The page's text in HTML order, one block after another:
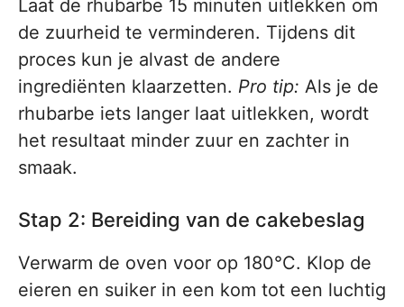
Laat de rhubarbe 15 minuten uitlekken om
de zuurheid te verminderen. Tijdens dit
proces kun je alvast de andere
ingrediënten klaarzetten. Pro tip: Als je de
rhubarbe iets langer laat uitlekken, wordt
het resultaat minder zuur en zachter in
smaak.
Stap 2: Bereiding van de cakebeslag
Verwarm de oven voor op 180°C. Klop de
eieren en suiker in een kom tot een luchtig